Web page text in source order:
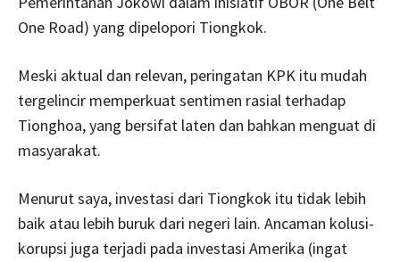
One Road) yang dipelopori Tiongkok.
Meski aktual dan relevan, peringatan KPK itu mudah
tergelincir memperkuat sentimen rasial terhadap
Tionghoa, yang bersifat laten dan bahkan menguat di
masyarakat.
Menurut saya, investasi dari Tiongkok itu tidak lebih
baik atau lebih buruk dari negeri lain. Ancaman kolusi-
korupsi juga terjadi pada investasi Amerika (ingat